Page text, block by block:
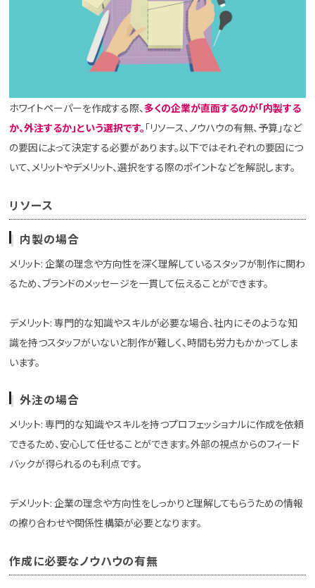
ホワイトペーパーを作成する際、多くの企業が直面するのが「内製する
か、外注するか」という選択です。 「リソース、ノウハウの有無、予算」など
の要因によって決定する必要があります。以下ではそれぞれの要因につ
いて、メリットやデメリット、選択をする際のポイントなどを解説します。
リソース
内製の場合
メリット: 企業の理念や方向性を深く理解しているスタッフが制作に関わ
るため、ブランドのメッセージを一貫して伝えることができます。
デメリット: 専門的な知識やスキルが必要な場合、社内にそのような知
識を持つスタッフがいないと制作が難しく、時間も労力もかかってしま
います。
外注の場合
メリット: 専門的な知識やスキルを持つプロフェッショナルに作成を依頼
できるため、安心して任せることができます。外部の視点からのフィード
バックが得られるのも利点です。
デメリット: 企業の理念や方向性をしっかりと理解してもらうための情報
の擦り合わせや関係性構築が必要となります。
作成に必要なノウハウの有無